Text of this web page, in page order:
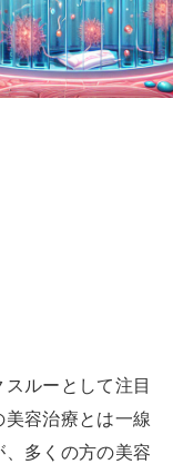
ルーとして注目
容治療とは一線
多くの方の美容